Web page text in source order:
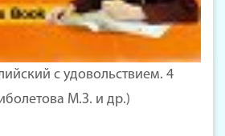
с удовольствием. 4
М.З. и др.)